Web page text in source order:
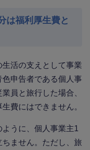
は福利厚生費と
活の支えとして事業
申告者である個人事
員と旅行した場合、
費にはできません。
うに、個人事業主1
ません。ただし、旅